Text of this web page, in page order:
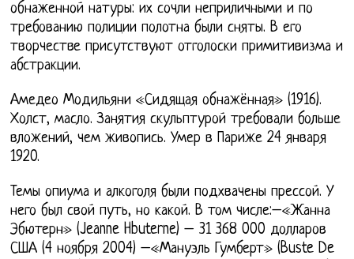
обнаженной натуры: их сочли неприличными и по
требованию полиции полотна были сняты. В его
творчестве присутствуют отголоски примитивизма и
абстракции.
Амедео Модильяни «Сидящая обнажённая» (1916).
Холст, масло. Занятия скульптурой требовали больше
вложений, чем живопись. Умер в Париже 24 января
1920.
Темы опиума и алкоголя были подхвачены прессой. У
него был свой путь, но какой. В том числе:–«Жанна
Эбютерн» (Jeanne Hbuterne) – 31 368 000 долларов
США (4 ноября 2004) –«Мануэль Гумберт» (Buste De